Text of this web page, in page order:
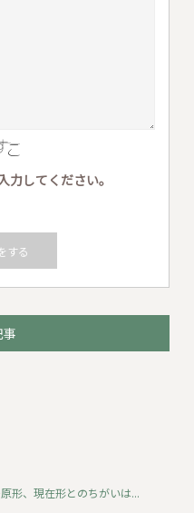
力してください。
事
、現在形とのちがいは...